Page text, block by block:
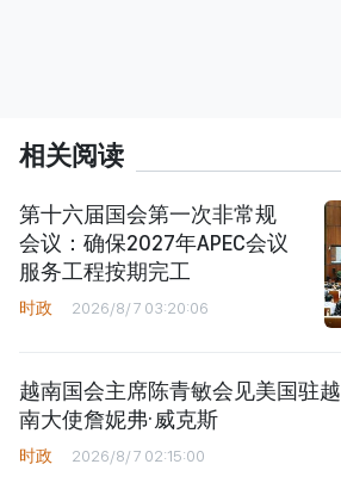
相关阅读
第十六届国会第一次非常规
会议：确保2027年APEC会议
服务工程按期完工
时政 2026/8/7 03:20:06
越南国会主席陈青敏会见美国驻越
南大使詹妮弗·威克斯
时政 2026/8/7 02:15:00